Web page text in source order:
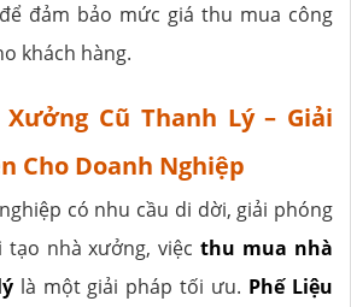
đảm bảo mức giá thu mua công
khách hàng.
Cũ Thanh Lý – Giải
Cho Doanh Nghiệp
có nhu cầu di dời, giải phóng
tạo nhà xưởng, việcthu mua nhà
là một giải pháp tối ưu. Phế Liệu